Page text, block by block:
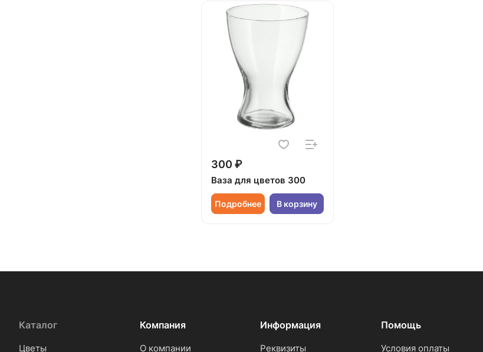
300 ₽
Ваза для цветов 300
Подробнее В корзину
Каталог
Цветы
Компания
О компании
Информация
Реквизиты
Помощь
Условия оплаты